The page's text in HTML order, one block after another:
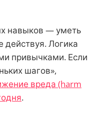
навыков — уметь
действуя. Логика
привычками. Если
шагов»,
вреда (harm
.